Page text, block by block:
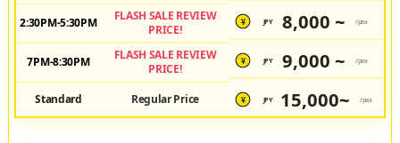
2:30PM-5:30PM
FLASH SALE REVIEW
PRICE!
¥ JPY 8,000 ~ /pax
7PM-8:30PM
FLASH SALE REVIEW
PRICE!
¥ JPY 9,000 ~ /pax
Standard Regular Price ¥ JPY 15,000~ /pax